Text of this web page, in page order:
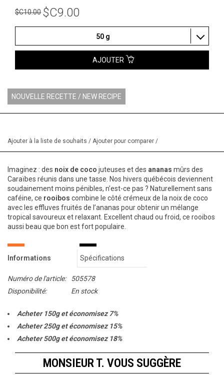
$C10.00 $C9.00
50 g
AJOUTER
NOUVELLE RECETTE / NEW RECIPE
Ajouter à la liste de souhaits / Ajouter pour comparer /
Imaginez : des noix de coco juteuses et des ananas mûrs des
Caraïbes réunis dans une tasse. Nos hivers québécois deviennent
soudainement moins pénibles, n’est-ce pas ? Naturellement sans
caféine, ce rooibos combine le côté crémeux de la noix de coco
avec les effluves fruités de l’ananas pour obtenir un mélange
tropical savoureux et relaxant. Excellent chaud ou froid, ce rooibos
aussi beau que bon est fort populaire.
Informations Spécifications
Numéro de l'article:
505578
Disponibilité:
En stock
Acheter 150g et économisez 7%
Acheter 250g et économisez 15%
Acheter 500g et économisez 18%
Acheter 1000g et économisez 20%
MONSIEUR T. VOUS SUGGÈRE